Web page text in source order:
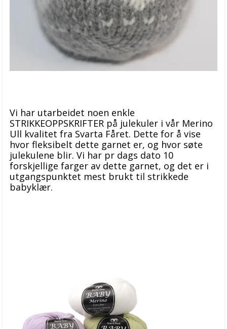
Vi har utarbeidet noen enkle
STRIKKEOPPSKRIFTER på julekuler i vår Merino
Ull kvalitet fra Svarta Fåret. Dette for å vise
hvor fleksibelt dette garnet er, og hvor søte
julekulene blir. Vi har pr dags dato 10
forskjellige farger av dette garnet, og det er i
utgangspunktet mest brukt til strikkede
babyklær.